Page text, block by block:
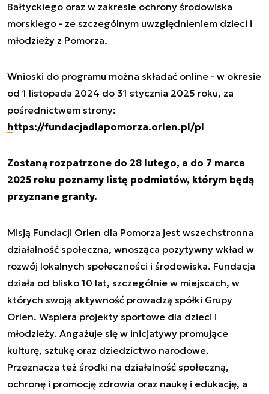
Bałtyckiego oraz w zakresie ochrony środowiska
morskiego - ze szczególnym uwzględnieniem dzieci i
młodzieży z Pomorza.
Wnioski do programu można składać online - w okresie
od 1 listopada 2024 do 31 stycznia 2025 roku, za
pośrednictwem strony:
https://fundacjadlapomorza.orlen.pl/pl
Zostaną rozpatrzone do 28 lutego, a do 7 marca
2025 roku poznamy listę podmiotów, którym będą
przyznane granty.
Misją Fundacji Orlen dla Pomorza jest wszechstronna
działalność społeczna, wnosząca pozytywny wkład w
rozwój lokalnych społeczności i środowiska. Fundacja
działa od blisko 10 lat, szczególnie w miejscach, w
których swoją aktywność prowadzą spółki Grupy
Orlen. Wspiera projekty sportowe dla dzieci i
młodzieży. Angażuje się w inicjatywy promujące
kulturę, sztukę oraz dziedzictwo narodowe.
Przeznacza też środki na działalność społeczną,
ochronę i promocję zdrowia oraz naukę i edukację, a